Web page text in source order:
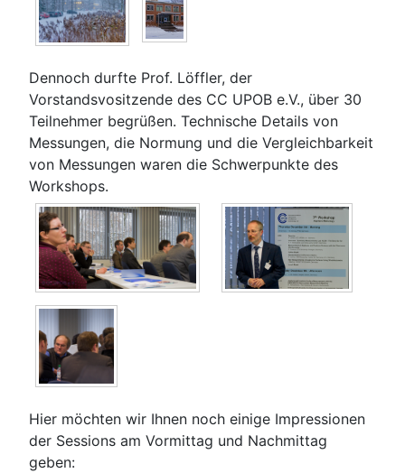
Dennoch durfte Prof. Löffler, der
Vorstandsvositzende des CC UPOB e.V., über 30
Teilnehmer begrüßen. Technische Details von
Messungen, die Normung und die Vergleichbarkeit
von Messungen waren die Schwerpunkte des
Workshops.
Hier möchten wir Ihnen noch einige Impressionen
der Sessions am Vormittag und Nachmittag
geben: